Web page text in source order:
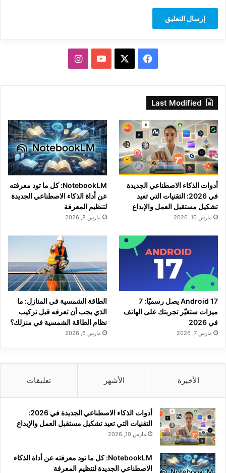
فيسبوك ‫YouTubeانستقرام
Last Modified
أدوات الذكاء الاصطناعي الجديدة
في 2026: التقنيات التي تعيد
تشكيل مستقبل العمل والإبداع
مارس 10, 2026
NotebookLM: كل ما تود معرفته
عن أداة الذكاء الاصطناعي الجديدة
لتنظيم المعرفة
مارس 8, 2026
Android 17 يصل رسميًا: 7
ميزات ستغيّر تجربتك على الهاتف
في 2026
مارس 7, 2026
الطاقة الشمسية في المنازل: ما
الذي يجب أن تعرفه قبل تركيب
نظام الطاقة الشمسية في منزلك؟
مارس 6, 2026
الأخيرة الأشهر تعليقات
أدوات الذكاء الاصطناعي الجديدة في 2026:
التقنيات التي تعيد تشكيل مستقبل العمل والإبداع
مارس 10, 2026
NotebookLM: كل ما تود معرفته عن أداة الذكاء
الاصطناعي الجديدة لتنظيم المعرفة